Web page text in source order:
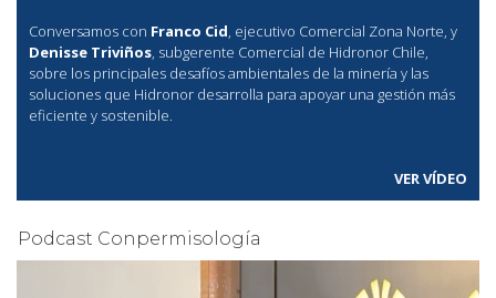
Conversamos con Franco Cid, ejecutivo Comercial Zona Norte, y
Denisse Triviños, subgerente Comercial de Hidronor Chile,
sobre los principales desafíos ambientales de la minería y las
soluciones que Hidronor desarrolla para apoyar una gestión más
eficiente y sostenible.
VER VÍDEO
Podcast Conpermisología